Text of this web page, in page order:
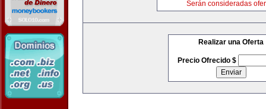
Serán consideradas
Realizar una Oferta
Precio Ofrecido $